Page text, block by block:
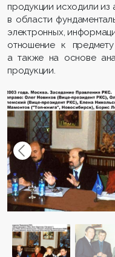
продукции исходили из
в области
электронных,
отношение к
а также на основе
продукции.